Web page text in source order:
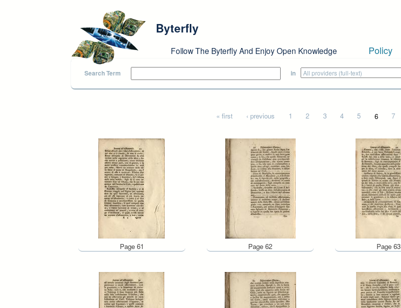
Byterfly
Follow The Byterfly And Enjoy Open Knowledge Policy
Search Term in
« first ‹ previous 1 2 3 4 5 6 7
Page 61 Page 62 Page 63